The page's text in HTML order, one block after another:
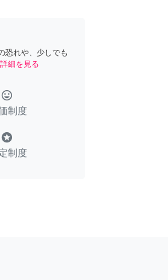
恐れや、少しでも
詳細を見る
tag_faces
制度
stars
制度